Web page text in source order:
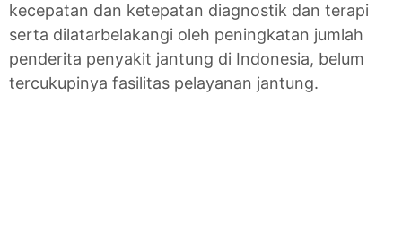
kecepatan dan ketepatan diagnostik dan terapi
serta dilatarbelakangi oleh peningkatan jumlah
penderita penyakit jantung di Indonesia, belum
tercukupinya fasilitas pelayanan jantung.